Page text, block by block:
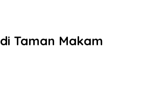
Taman Makam